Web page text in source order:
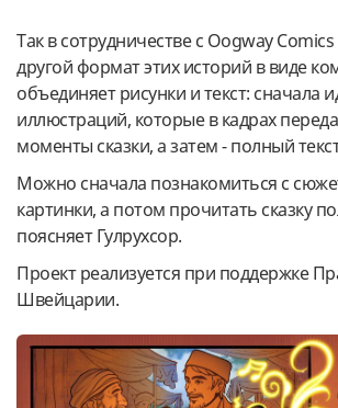
Так в сотрудничестве с Oogway
другой формат этих историй в виде
объединяет рисунки и текст: сначала
иллюстраций, которые в кадрах
моменты сказки, а затем - полный
Можно сначала познакомиться с
картинки, а потом прочитать сказку
поясняет Гулрухсор.
Проект реализуется при поддержке
Швейцарии.